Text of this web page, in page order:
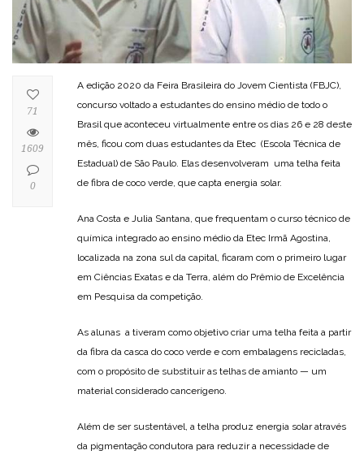
A edição 2020 da Feira Brasileira do Jovem Cientista (FBJC),
concurso voltado a estudantes do ensino médio de todo o
Brasil que aconteceu virtualmente entre os dias 26 e 28 deste
mês, ficou com duas estudantes da Etec (Escola Técnica de
Estadual) de São Paulo. Elas desenvolveram uma telha feita
de fibra de coco verde, que capta energia solar.
Ana Costa e Julia Santana, que frequentam o curso técnico de
química integrado ao ensino médio da Etec Irmã Agostina,
localizada na zona sul da capital, ficaram com o primeiro lugar
em Ciências Exatas e da Terra, além do Prêmio de Excelência
em Pesquisa da competição.
As alunas a tiveram como objetivo criar uma telha feita a partir
da fibra da casca do coco verde e com embalagens recicladas,
com o propósito de substituir as telhas de amianto — um
material considerado cancerígeno.
Além de ser sustentável, a telha produz energia solar através
da pigmentação condutora para reduzir a necessidade de
71
1609
0